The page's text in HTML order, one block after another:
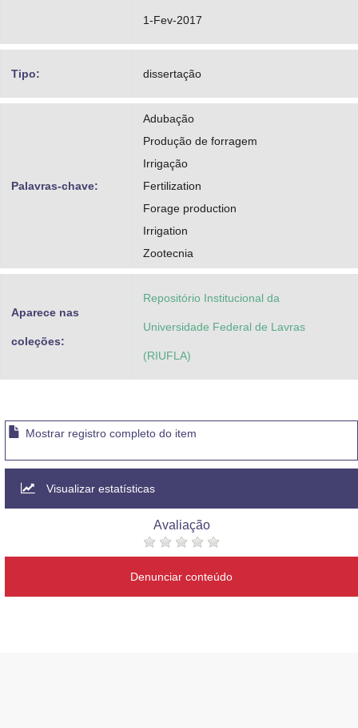
1-Fev-2017
Tipo: dissertação
Palavras-chave:
Adubação
Produção de forragem
Irrigação
Fertilization
Forage production
Irrigation
Zootecnia
Aparece nas
coleções:
Repositório Institucional da
Universidade Federal de Lavras
(RIUFLA)
Mostrar registro completo do item
Visualizar estatísticas
Avaliação
Denunciar conteúdo